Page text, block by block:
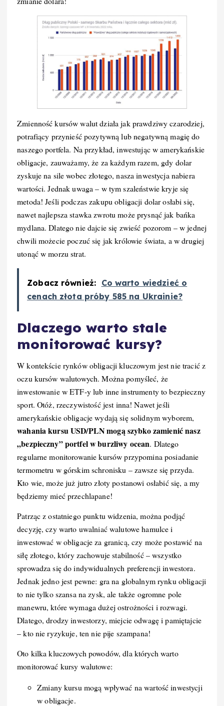
Zmienność kursów walut działa jak prawdziwy czarodziej,
potrafiący przynieść pozytywną lub negatywną magię do
naszego portfela. Na przykład, inwestując w amerykańskie
obligacje, zauważamy, że za każdym razem, gdy dolar
zyskuje na sile wobec złotego, nasza inwestycja nabiera
wartości. Jednak uwaga – w tym szaleństwie kryje się
metoda! Jeśli podczas zakupu obligacji dolar osłabi się,
nawet najlepsza stawka zwrotu może prysnąć jak bańka
mydlana. Dlatego nie dajcie się zwieść pozorom – w jednej
chwili możecie poczuć się jak królowie świata, a w drugiej
utonąć w morzu strat.
Zobacz również: Co warto wiedzieć o
cenach złota próby 585 na Ukrainie?
Dlaczego warto stale
monitorować kursy?
W kontekście rynków obligacji kluczowym jest nie tracić z
oczu kursów walutowych. Można pomyśleć, że
inwestowanie w ETF-y lub inne instrumenty to bezpieczny
sport. Otóż, rzeczywistość jest inna! Nawet jeśli
amerykańskie obligacje wydają się solidnym wyborem,
wahania kursu USD/PLN mogą szybko zamienić nasz
„bezpieczny” portfel w burzliwy ocean. Dlatego
regularne monitorowanie kursów przypomina posiadanie
termometru w górskim schronisku – zawsze się przyda.
Kto wie, może już jutro złoty postanowi osłabić się, a my
będziemy mieć przechlapane!
Patrząc z ostatniego punktu widzenia, można podjąć
decyzję, czy warto uwalniać walutowe hamulce i
inwestować w obligacje za granicą, czy może postawić na
siłę złotego, który zachowuje stabilność – wszystko
sprowadza się do indywidualnych preferencji inwestora.
Jednak jedno jest pewne: gra na globalnym rynku obligacji
to nie tylko szansa na zysk, ale także ogromne pole
manewru, które wymaga dużej ostrożności i rozwagi.
Dlatego, drodzy inwestorzy, miejcie odwagę i pamiętajcie
– kto nie ryzykuje, ten nie pije szampana!
Oto kilka kluczowych powodów, dla których warto
monitorować kursy walutowe:
Zmiany kursu mogą wpływać na wartość inwestycji
w obligacje.